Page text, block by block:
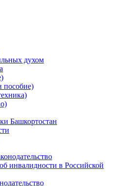
духом
пособие)
Башкортостан
инвалидности в Российской